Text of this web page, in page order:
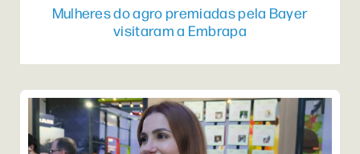
Mulheres do agro premiadas pela Bayer
visitaram a Embrapa